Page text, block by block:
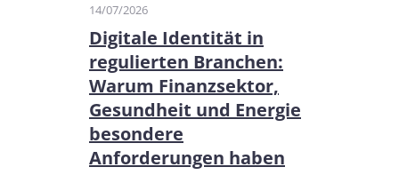
14/07/2026
Digitale Identität in
regulierten Branchen:
Warum Finanzsektor,
Gesundheit und Energie
besondere
Anforderungen haben